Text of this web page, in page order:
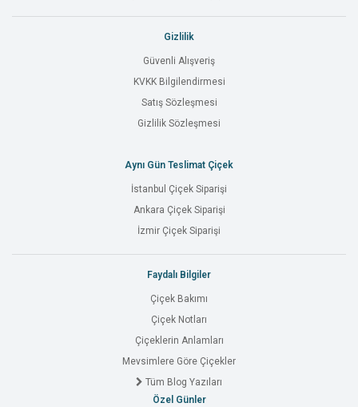
Gizlilik
Güvenli Alışveriş
KVKK Bilgilendirmesi
Satış Sözleşmesi
Gizlilik Sözleşmesi
Aynı Gün Teslimat Çiçek
İstanbul Çiçek Siparişi
Ankara Çiçek Siparişi
İzmir Çiçek Siparişi
Faydalı Bilgiler
Çiçek Bakımı
Çiçek Notları
Çiçeklerin Anlamları
Mevsimlere Göre Çiçekler
Tüm Blog Yazıları
Özel Günler